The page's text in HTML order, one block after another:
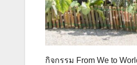
กิจกรรม From We to